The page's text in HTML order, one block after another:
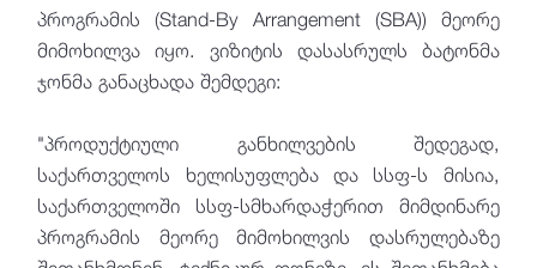
პროგრამის (Stand-By Arrangement (SBA)) მეორე
მიმოხილვა იყო. ვიზიტის დასასრულს ბატონმა
ჯონმა განაცხადა შემდეგი:
"პროდუქტიული განხილვების შედეგად,
საქართველოს ხელისუფლება და სსფ-ს მისია,
საქართველოში სსფ-სმხარდაჭერით მიმდინარე
პროგრამის მეორე მიმოხილვის დასრულებაზე